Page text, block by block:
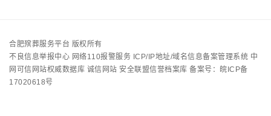
合肥殡葬服务平台 版权所有
不良信息举报中心 网络110报警服务 ICP/IP地址/域名信息备案管理系统 中
网可信网站权威数据库 诚信网站 安全联盟信誉档案库 备案号：皖ICP备
17020618号